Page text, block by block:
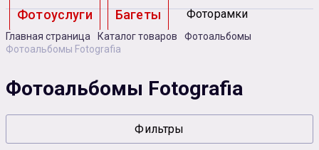
Фотоуслуги Багеты Фоторамки
Чернила Карты памяти
Сувенирная продукция Зарядные устройства
Главная страница Каталог товаров
Фотоальбомы
Фотоальбомы Fotografia
Фотоальбомы Fotografia
Фильтры